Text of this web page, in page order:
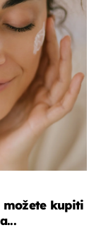
možete kupiti